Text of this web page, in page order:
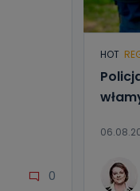
0
HOT